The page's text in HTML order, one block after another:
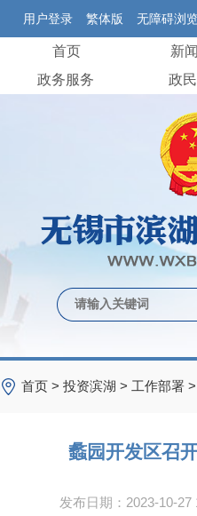
用户登录 繁体版 无障碍浏
首页 新
政务服务
政
首页 > 投资滨湖 > 工作部署 >
蠡园开发区召
发布日期：2023-10-27